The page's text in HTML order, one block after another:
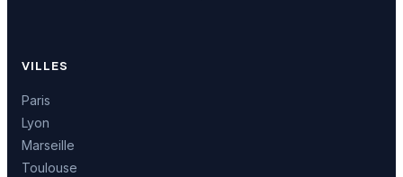
VILLES
Paris
Lyon
Marseille
Toulouse